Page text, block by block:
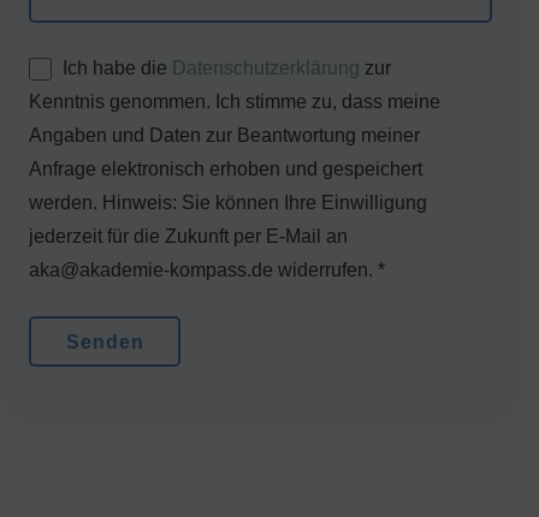
Ich habe die Datenschutzerklärung zur
Kenntnis genommen. Ich stimme zu, dass meine
Angaben und Daten zur Beantwortung meiner
Anfrage elektronisch erhoben und gespeichert
werden. Hinweis: Sie können Ihre Einwilligung
jederzeit für die Zukunft per E-Mail an
aka@akademie-kompass.de widerrufen. *